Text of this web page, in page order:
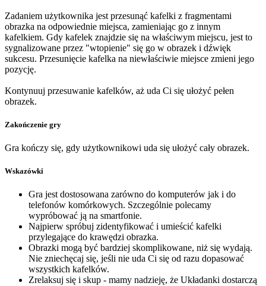
Zadaniem użytkownika jest przesunąć kafelki z fragmentami
obrazka na odpowiednie miejsca, zamieniając go z innym
kafelkiem. Gdy kafelek znajdzie się na właściwym miejscu, jest to
sygnalizowane przez "wtopienie" się go w obrazek i dźwięk
sukcesu. Przesunięcie kafelka na niewłaściwie miejsce zmieni jego
pozycję.
Kontynuuj przesuwanie kafelków, aż uda Ci się ułożyć pełen
obrazek.
Zakończenie gry
Gra kończy się, gdy użytkownikowi uda się ułożyć cały obrazek.
Wskazówki
Gra jest dostosowana zarówno do komputerów jak i do
telefonów komórkowych. Szczególnie polecamy
wypróbować ją na smartfonie.
Najpierw spróbuj zidentyfikować i umieścić kafelki
przylegające do krawędzi obrazka.
Obrazki mogą być bardziej skomplikowane, niż się wydają.
Nie zniechęcaj się, jeśli nie uda Ci się od razu dopasować
wszystkich kafelków.
Zrelaksuj się i skup - mamy nadzieję, że Układanki dostarczą